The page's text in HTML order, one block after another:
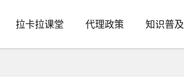
拉卡拉课堂 代理政策 知识普及